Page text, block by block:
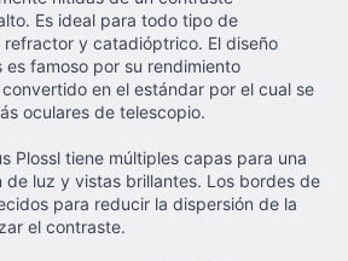
Es ideal para todo tipo de
y catadióptrico. El diseño
es famoso por su rendimiento
en el estándar por el cual se
oculares de telescopio.
Plossl tiene múltiples capas para una
de luz y vistas brillantes. Los bordes de
para reducir la dispersión de la
el contraste.